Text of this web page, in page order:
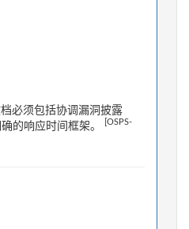
必须包括协调漏洞披露
的响应时间框架。
[OSPS-